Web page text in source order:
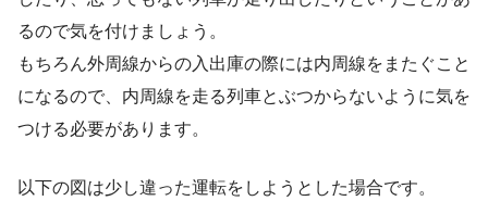
るので気を付けましょう。
もちろん外周線からの入出庫の際には内周線をまたぐこと
になるので、内周線を走る列車とぶつからないように気を
つける必要があります。
以下の図は少し違った運転をしようとした場合です。